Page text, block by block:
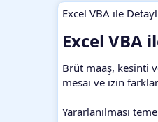
Excel VBA ile
Excel VBA
Brüt maaş, kesinti
mesai ve izin
Yararlanılması